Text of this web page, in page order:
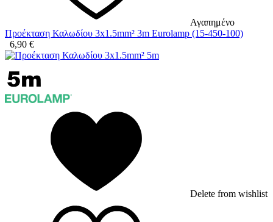
Αγαπημένο
Προέκταση Καλωδίου 3x1.5mm² 3m Eurolamp (15-450-100)
6,90 €
Delete from wishlist